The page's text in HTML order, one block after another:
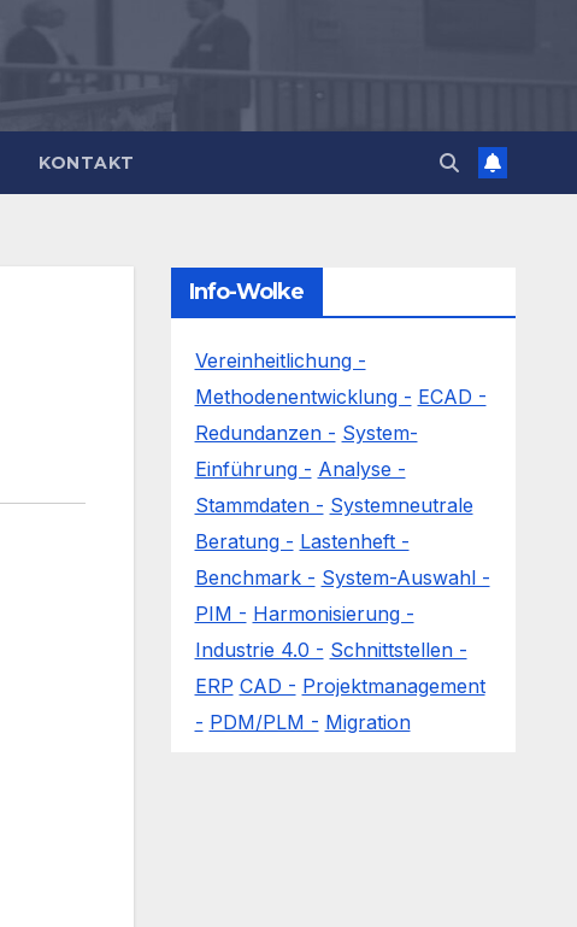
KONTAKT
Info-Wolke
Vereinheitlichung -
Methodenentwicklung - ECAD -
Redundanzen - System-
Einführung - Analyse -
Stammdaten - Systemneutrale
Beratung - Lastenheft -
Benchmark - System-Auswahl -
PIM - Harmonisierung -
Industrie 4.0 - Schnittstellen -
ERP CAD - Projektmanagement
- PDM/PLM - Migration